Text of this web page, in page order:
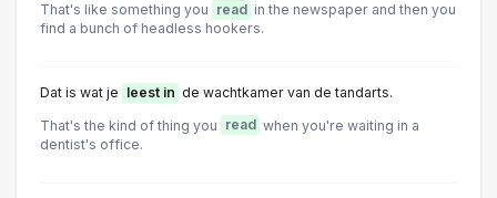
That's like something you read in the newspaper and then you
find a bunch of headless hookers.
Dat is wat je leest in de wachtkamer van de tandarts.
That's the kind of thing you read when you're waiting in a
dentist's office.